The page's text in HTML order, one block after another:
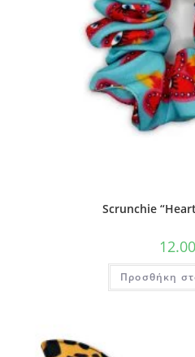
Scrunchie
12.00
Προσθήκη